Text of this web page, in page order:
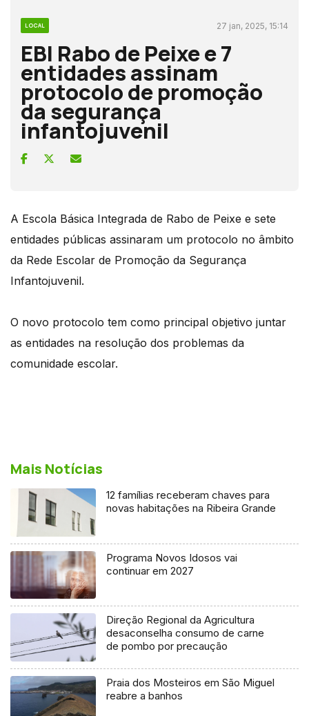
LOCAL 27 jan, 2025, 15:14
EBI Rabo de Peixe e 7
entidades assinam
protocolo de promoção
da segurança
infantojuvenil
A Escola Básica Integrada de Rabo de Peixe e sete
entidades públicas assinaram um protocolo no âmbito
da Rede Escolar de Promoção da Segurança
Infantojuvenil.
O novo protocolo tem como principal objetivo juntar
as entidades na resolução dos problemas da
comunidade escolar.
Mais Notícias
12 famílias receberam chaves para
novas habitações na Ribeira Grande
Programa Novos Idosos vai
continuar em 2027
Direção Regional da Agricultura
desaconselha consumo de carne
de pombo por precaução
Praia dos Mosteiros em São Miguel
reabre a banhos